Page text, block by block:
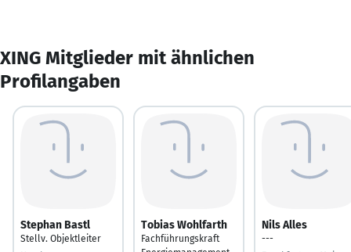
XING Mitglieder mit ähnlichen
Profilangaben
Stephan Bastl
Stellv. Objektleiter
Tobias Wohlfarth
Fachführungskraft
Nils Alles
---